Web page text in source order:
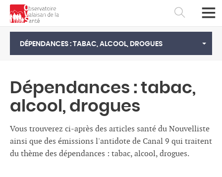
DÉPENDANCES : TABAC, ALCOOL, DROGUES
Dépendances : tabac,
alcool, drogues
Vous trouverez ci-après des articles santé du Nouvelliste
ainsi que des émissions l'antidote de Canal 9 qui traitent
du thème des dépendances : tabac, alcool, drogues.